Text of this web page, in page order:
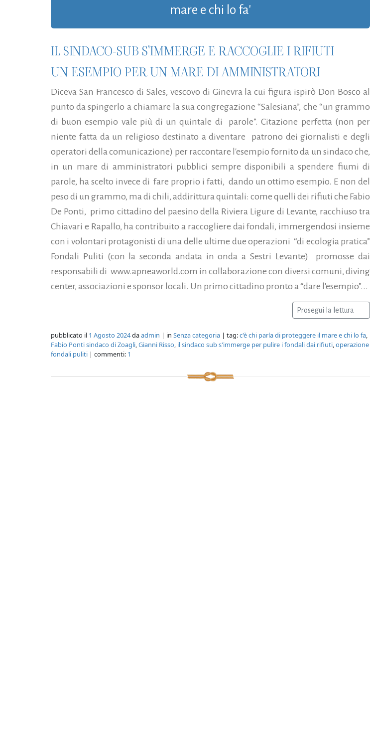
mare e chi lo fa'
IL SINDACO-SUB S'IMMERGE E RACCOGLIE I RIFIUTI
UN ESEMPIO PER UN MARE DI AMMINISTRATORI
Diceva San Francesco di Sales, vescovo di Ginevra la cui figura ispirò Don Bosco al
punto da spingerlo a chiamare la sua congregazione “Salesiana”, che “un grammo
di buon esempio vale più di un quintale di parole”. Citazione perfetta (non per
niente fatta da un religioso destinato a diventare patrono dei giornalisti e degli
operatori della comunicazione) per raccontare l'esempio fornito da un sindaco che,
in un mare di amministratori pubblici sempre disponibili a spendere fiumi di
parole, ha scelto invece di fare proprio i fatti, dando un ottimo esempio. E non del
peso di un grammo, ma di chili, addirittura quintali: come quelli dei rifiuti che Fabio
De Ponti, primo cittadino del paesino della Riviera Ligure di Levante, racchiuso tra
Chiavari e Rapallo, ha contribuito a raccogliere dai fondali, immergendosi insieme
con i volontari protagonisti di una delle ultime due operazioni “di ecologia pratica”
Fondali Puliti (con la seconda andata in onda a Sestri Levante) promosse dai
responsabili di www.apneaworld.com in collaborazione con diversi comuni, diving
center, associazioni e sponsor locali. Un primo cittadino pronto a “dare l'esempio”...
Prosegui la lettura
pubblicato il 1 Agosto 2024daadmin | in Senza categoria | tag:c'è chi parla di proteggere il mare e chi lo fa,
Fabio Ponti sindaco di Zoagli,Gianni Risso, il sindaco sub s'immerge per pulire i fondali dai rifiuti,operazione
fondali puliti | commenti: 1